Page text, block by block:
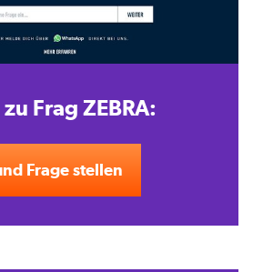
Frag ZEBRA:
Frage stellen